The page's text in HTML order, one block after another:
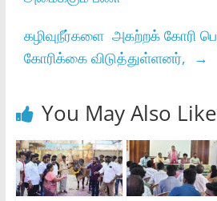
கழிவுநீர்களை அகற்றக் கோரி
கோரிக்கை விடுத்துள்ளனர், →
You May Also Like